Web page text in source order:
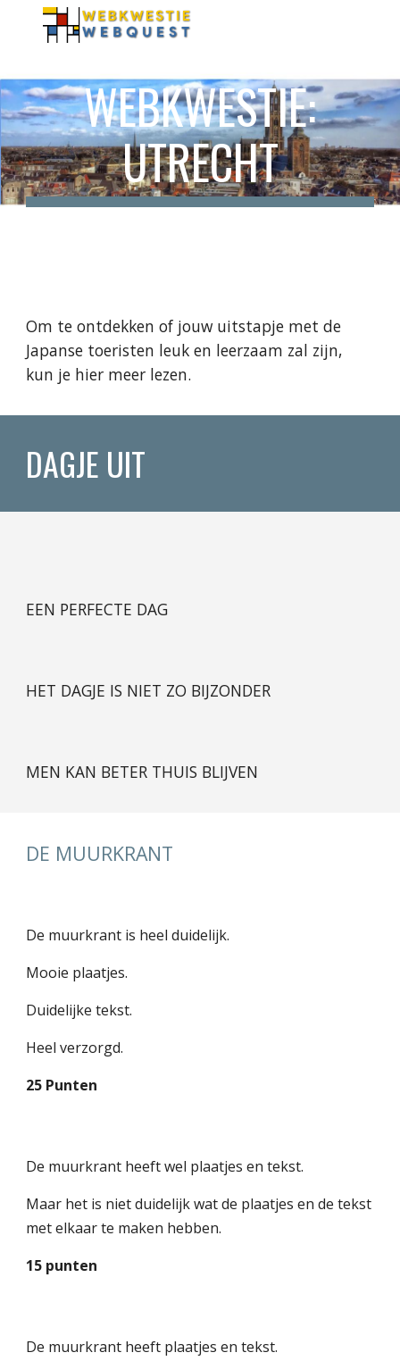
Skip to main content
WEBKWESTIE:
UTRECHT
Om te ontdekken of jouw uitstapje met de
Japanse toeristen leuk en leerzaam zal zijn,
kun je hier meer lezen.
DAGJE UIT
EEN PERFECTE DAG
HET DAGJE IS NIET ZO BIJZONDER
MEN KAN BETER THUIS BLIJVEN
DE MUURKRANT
De muurkrant is heel duidelijk.
Mooie plaatjes.
Duidelijke tekst.
Heel verzorgd.
25 Punten
De muurkrant heeft wel plaatjes en tekst.
Maar het is niet duidelijk wat de plaatjes en de tekst
met elkaar te maken hebben.
15 punten
De muurkrant heeft plaatjes en tekst.